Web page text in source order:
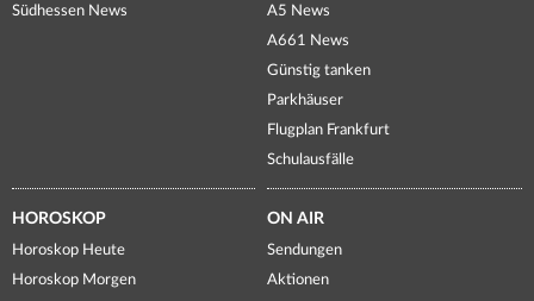
Südhessen News
A5 News
A661 News
Günstig tanken
Parkhäuser
Flugplan Frankfurt
Schulausfälle
HOROSKOP
Horoskop Heute
Horoskop Morgen
ON AIR
Sendungen
Aktionen